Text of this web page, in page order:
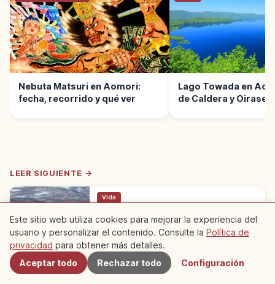
Nebuta Matsuri en Aomori:
fecha, recorrido y qué ver
Lago Towada en
de Caldera y Oirase
LEER SIGUIENTE →
Vida
1.585 m con Juhyo y Onsen
El monte Hakkoda, en Aomori, es un grupo
volcánico con cumbre Ōdake a 1.585 m.
Senderismo, juhyō (monstruos de nieve) en
invierno y Sukayu Onsen al pie.
Aomori →
Cercanos
Este sitio web utiliza cookies para mejorar la experiencia del
usuario y personalizar el contenido. Consulte la Política de
privacidad para obtener más detalles.
Aceptar todo
Rechazar todo Configuración